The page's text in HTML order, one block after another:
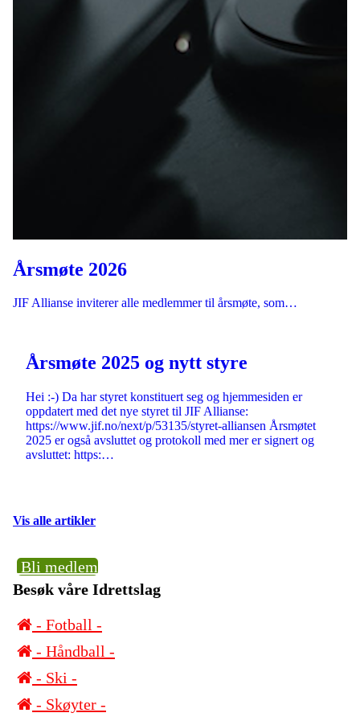
Årsmøte 2026
JIF Allianse inviterer alle medlemmer til årsmøte, som…
Årsmøte 2025 og nytt styre
Hei :-) Da har styret konstituert seg og hjemmesiden er
oppdatert med det nye styret til JIF Allianse:
https://www.jif.no/next/p/53135/styret-alliansen Årsmøtet
2025 er også avsluttet og protokoll med mer er signert og
avsluttet: https:…
Vis alle artikler
Bli medlem
Besøk våre Idrettslag
- Fotball -
- Håndball -
- Ski -
- Skøyter -